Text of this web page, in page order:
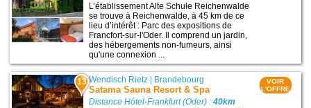
L’établissement Alte Schule Reichenwalde
se trouve à Reichenwalde, à 45 km de ce
lieu d’intérêt : Parc des expositions de
Francfort-sur-l'Oder. Il comprend un jardin,
des hébergements non-fumeurs, ainsi
qu'une connexion ...
13 Wendisch Rietz Brandebourg
Satama Sauna Resort & Spa
Distance Hôtel-Frankfurt (Oder) :40km
VOIR
L'OFFRE